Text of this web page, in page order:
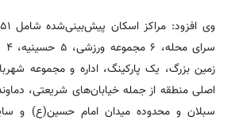
زمین بزرگ، یک پارکینگ، اداره و مجموعه
اصلی منطقه از جمله خیابان‌های شریعتی،
سبلان و محدوده میدان امام حسین(ع) و